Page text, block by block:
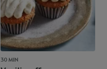
30 MIN